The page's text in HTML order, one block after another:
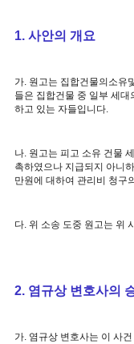
1. 사안의 개요
가. 원고는 집합건물의소유
들은 집합건물 중 일부 세
하고 있는 자들입니다.
나. 원고는 피고 소유 건물
촉하였으나 지급되지 아니
만원에 대하여 관리비 청구
다. 위 소송 도중 원고는 위
2. 염규상 변호사의
가. 염규상 변호사는 이 사